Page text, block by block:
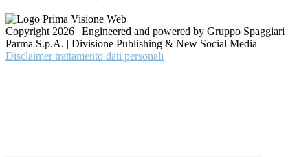
Copyright 2026 | Engineered and powered by Gruppo Spaggiari
Parma S.p.A. | Divisione Publishing & New Social Media
Disclaimer trattamento dati personali